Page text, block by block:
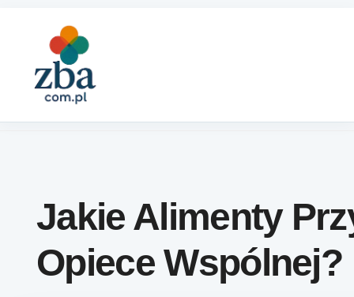
Jakie Alimenty
Opiece Wspólnej?